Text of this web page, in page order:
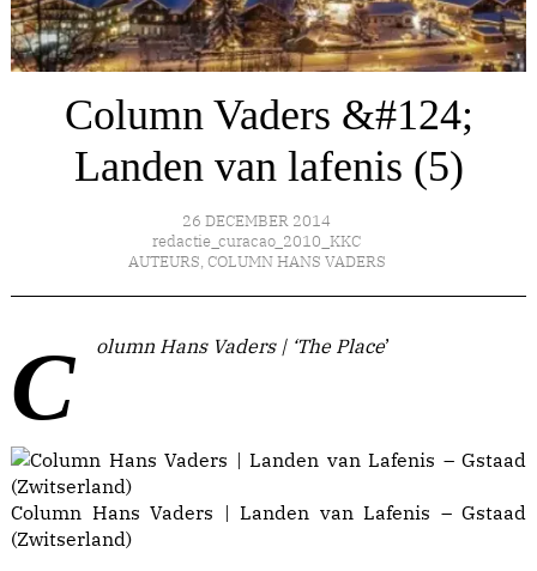
Column Vaders &#124;
Landen van lafenis (5)
26 DECEMBER 2014
redactie_curacao_2010_KKC
AUTEURS, COLUMN HANS VADERS
Column Hans Vaders | ‘The Place’
Column Hans Vaders | Landen van Lafenis – Gstaad
(Zwitserland)